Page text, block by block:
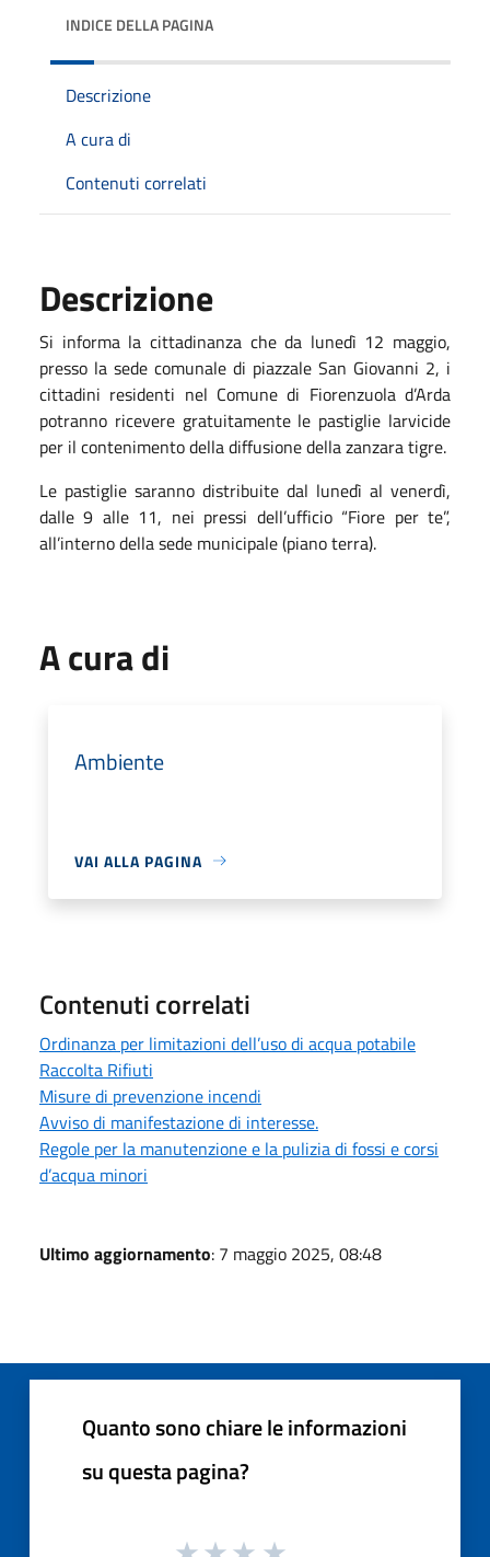
INDICE DELLA PAGINA
Descrizione
A cura di
Contenuti correlati
Descrizione
Si informa la cittadinanza che da lunedì 12 maggio,
presso la sede comunale di piazzale San Giovanni 2, i
cittadini residenti nel Comune di Fiorenzuola d’Arda
potranno ricevere gratuitamente le pastiglie larvicide
per il contenimento della diffusione della zanzara tigre.
Le pastiglie saranno distribuite dal lunedì al venerdì,
dalle 9 alle 11, nei pressi dell’ufficio “Fiore per te”,
all’interno della sede municipale (piano terra).
A cura di
Ambiente
VAI ALLA PAGINA
Contenuti correlati
Ordinanza per limitazioni dell’uso di acqua potabile
Raccolta Rifiuti
Misure di prevenzione incendi
Avviso di manifestazione di interesse.
Regole per la manutenzione e la pulizia di fossi e corsi
d’acqua minori
Ultimo aggiornamento: 7 maggio 2025, 08:48
Quanto sono chiare le informazioni
su questa pagina?